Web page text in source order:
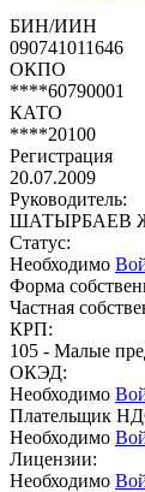
БИН/ИИН
090741011646
ОКПО
****60790001
КАТО
****20100
Регистрация
20.07.2009
Руководитель:
ШАТЫРБАЕВ
Статус:
Необходимо
Форма
Частная
КРП:
105 - Малые
ОКЭД:
Необходимо
Плательщик
Необходимо
Лицензии:
Необходимо